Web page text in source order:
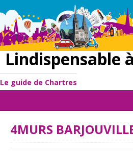
Lindispensable
Le guide de Chartres
4MURS